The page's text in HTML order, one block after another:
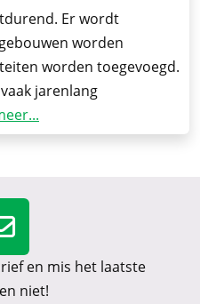
Er wordt
worden
worden toegevoegd.
jarenlang
en mis het laatste
niet!